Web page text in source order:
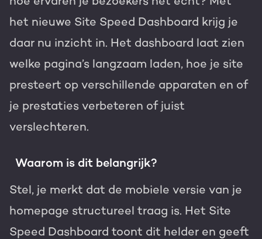
het nieuwe Site Speed Dashboard krijg je
daar nu inzicht in. Het dashboard laat zien
welke pagina’s langzaam laden, hoe je site
presteert op verschillende apparaten en of
je prestaties verbeteren of juist
verslechteren.
Waarom is dit belangrijk?
Stel, je merkt dat de mobiele versie van je
homepage structureel traag is. Het Site
Speed Dashboard toont dit helder en geeft